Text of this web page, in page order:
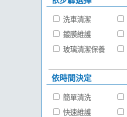
洗車清潔
鍍膜維護
玻璃清潔保養
依時間決定
簡單清洗
快速維護